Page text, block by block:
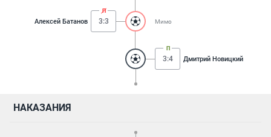
Алексей Батанов 3:3 Мимо
3:4 Дмитрий Новицкий
НАКАЗАНИЯ